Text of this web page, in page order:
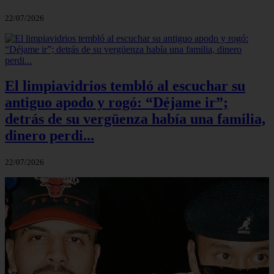
22/07/2026
El limpiavidrios tembló al escuchar su
antiguo apodo y rogó: “Déjame ir”;
detrás de su vergüenza había una familia,
dinero perdi...
22/07/2026